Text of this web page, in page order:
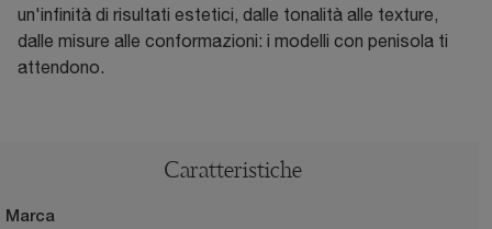
un'infinità di risultati estetici, dalle tonalità alle texture,
dalle misure alle conformazioni: i modelli con penisola ti
attendono.
Caratteristiche
Marca